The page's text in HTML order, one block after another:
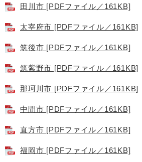
田川市 [PDFファイル／161KB]
太宰府市 [PDFファイル／161KB]
筑後市 [PDFファイル／161KB]
筑紫野市 [PDFファイル／161KB]
那珂川市 [PDFファイル／161KB]
中間市 [PDFファイル／161KB]
直方市 [PDFファイル／161KB]
福岡市 [PDFファイル／161KB]